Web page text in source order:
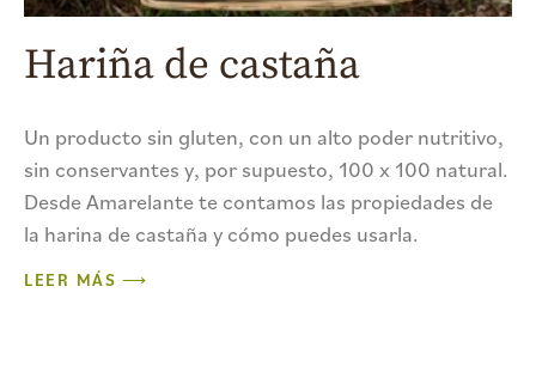
Hariña de castaña
Un producto sin gluten, con un alto poder nutritivo,
sin conservantes y, por supuesto, 100 x 100 natural.
Desde Amarelante te contamos las propiedades de
la harina de castaña y cómo puedes usarla.
LEER MÁS ⟶